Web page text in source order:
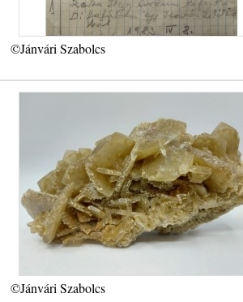
©Jánvári Szabolcs
©Jánvári Szabolcs